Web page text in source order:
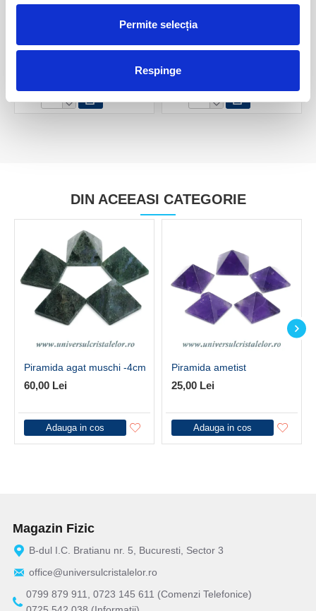
Permite selecția
Respinge
Cuart albastru piatra rulata
Cuart albastru
DIN ACEEASI CATEGORIE
Piramida agat muschi -4cm
60,00 Lei
Adauga in cos
Piramida ametist
25,00 Lei
Adauga in cos
Magazin Fizic
B-dul I.C. Bratianu nr. 5, Bucuresti, Sector 3
office@universulcristalelor.ro
0799 879 911, 0723 145 611 (Comenzi Telefonice)